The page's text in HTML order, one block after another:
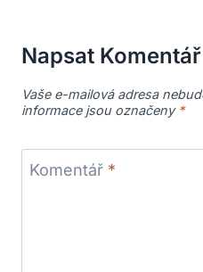
Napsat Komentář
Vaše e-mailová adresa
informace jsou označeny *
Komentář *